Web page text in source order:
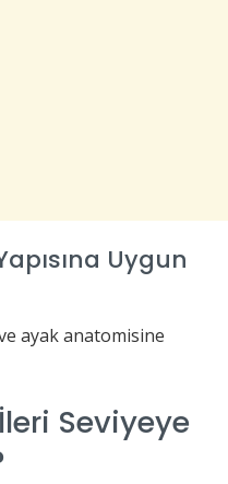
Uygun
ve ayak anatomisine
Seviyeye